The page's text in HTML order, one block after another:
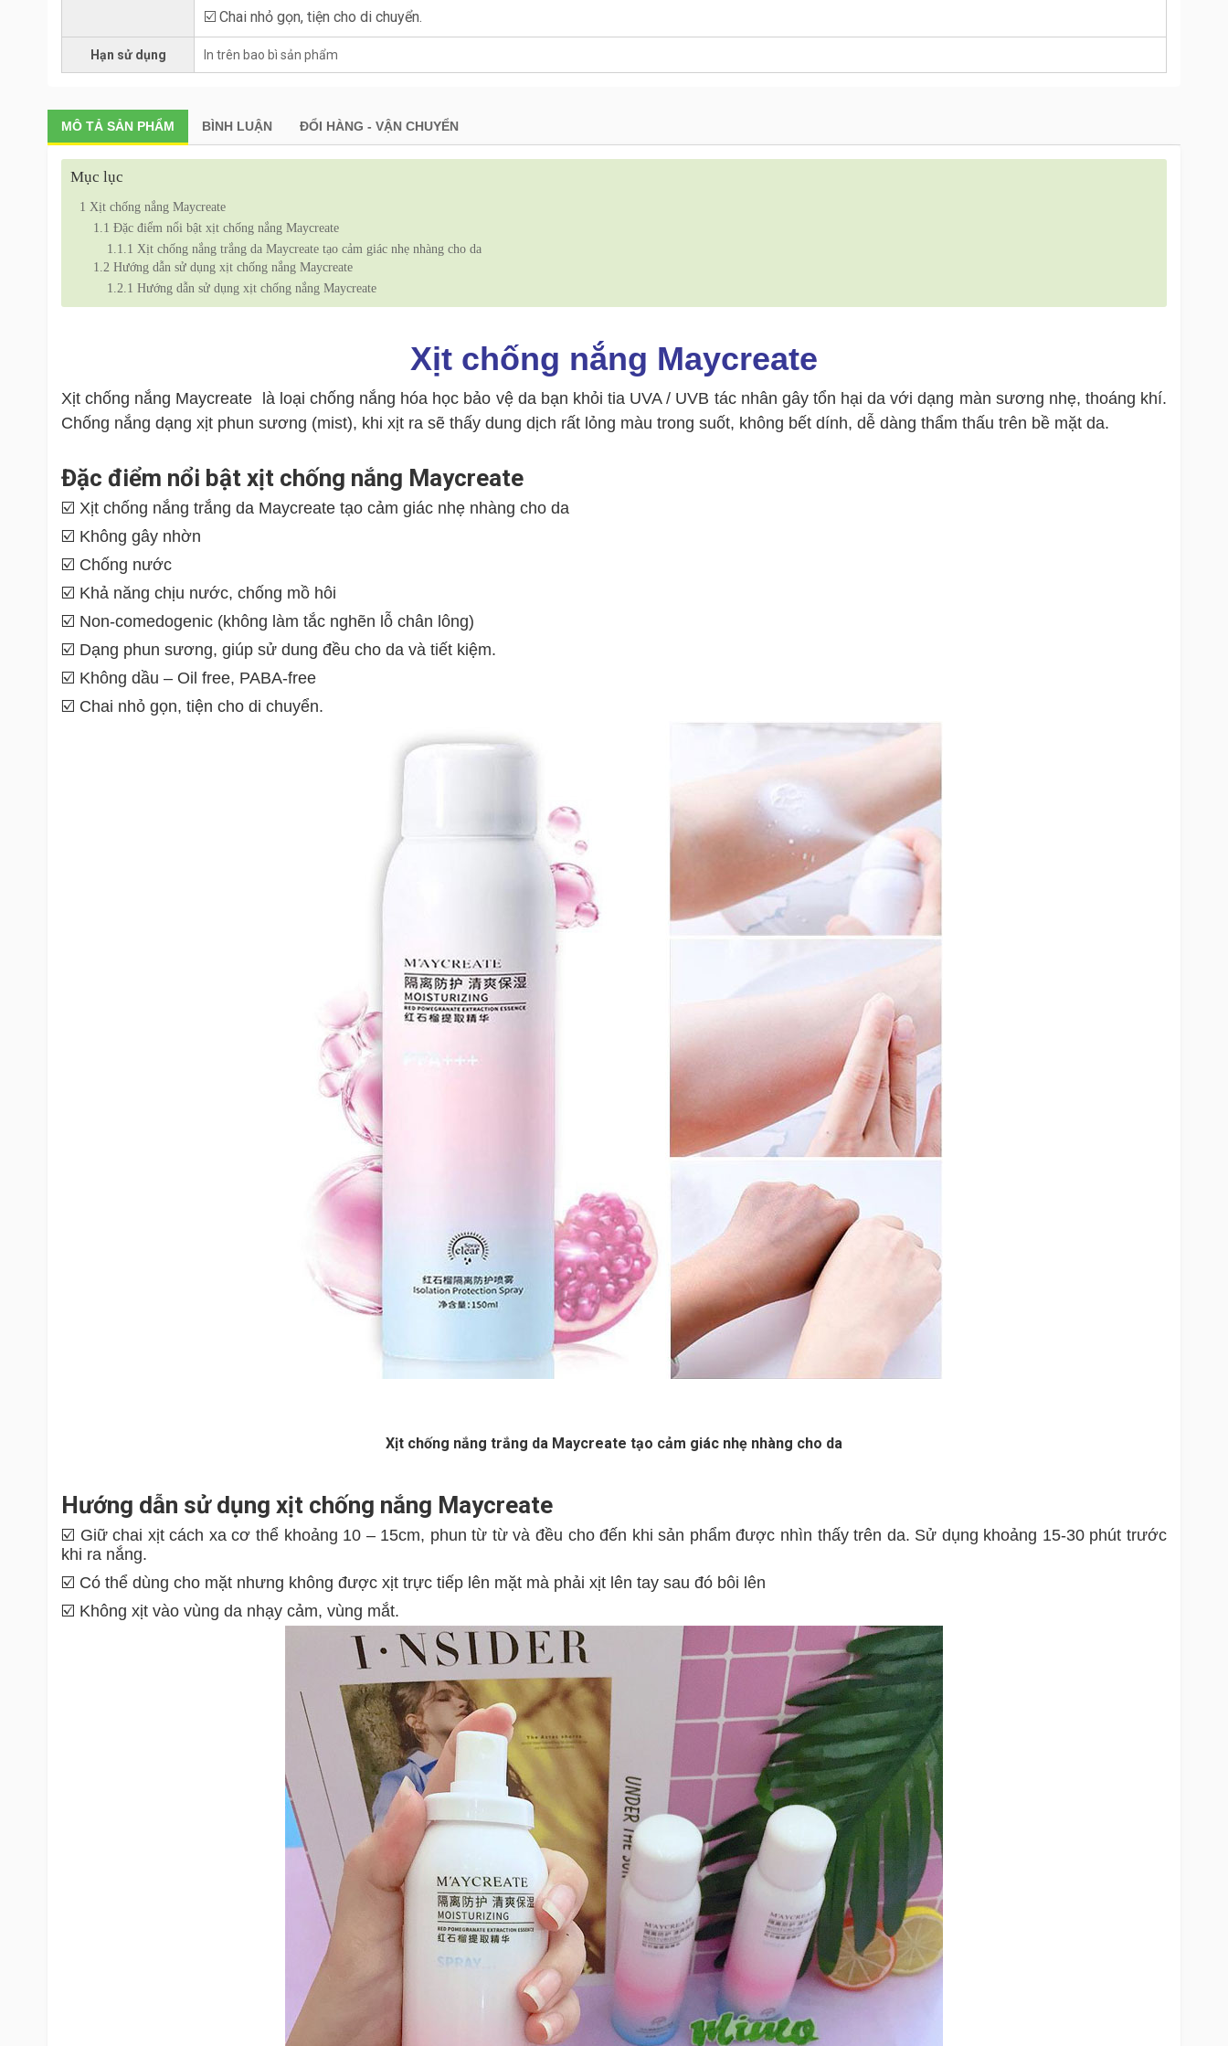
☑️ Chai nhỏ gọn, tiện cho di chuyển.
Hạn sử dụng In trên bao bì sản phẩm
MÔ TẢ SẢN PHẨM BÌNH LUẬN ĐỔI HÀNG - VẬN CHUYỂN
Mục lục
1 Xịt chống nắng Maycreate
1.1 Đặc điểm nổi bật xịt chống nắng Maycreate
1.1.1 Xịt chống nắng trắng da Maycreate tạo cảm giác nhẹ nhàng cho da
1.2 Hướng dẫn sử dụng xịt chống nắng Maycreate
1.2.1 Hướng dẫn sử dụng xịt chống nắng Maycreate
Xịt chống nắng Maycreate
Xịt chống nắng Maycreate là loại chống nắng hóa học bảo vệ da bạn khỏi tia UVA / UVB tác nhân gây tổn hại da với dạng màn sương nhẹ, thoáng khí.
Chống nắng dạng xịt phun sương (mist), khi xịt ra sẽ thấy dung dịch rất lỏng màu trong suốt, không bết dính, dễ dàng thẩm thấu trên bề mặt da.
Đặc điểm nổi bật xịt chống nắng Maycreate
☑️ Xịt chống nắng trắng da Maycreate tạo cảm giác nhẹ nhàng cho da
☑️ Không gây nhờn
☑️ Chống nước
☑️ Khả năng chịu nước, chống mồ hôi
☑️ Non-comedogenic (không làm tắc nghẽn lỗ chân lông)
☑️ Dạng phun sương, giúp sử dung đều cho da và tiết kiệm.
☑️ Không dầu – Oil free, PABA-free
☑️ Chai nhỏ gọn, tiện cho di chuyển.
Xịt chống nắng trắng da Maycreate tạo cảm giác nhẹ nhàng cho da
Hướng dẫn sử dụng xịt chống nắng Maycreate
☑️ Giữ chai xịt cách xa cơ thể khoảng 10 – 15cm, phun từ từ và đều cho đến khi sản phẩm được nhìn thấy trên da. Sử dụng khoảng 15-30 phút trước
khi ra nắng.
☑️ Có thể dùng cho mặt nhưng không được xịt trực tiếp lên mặt mà phải xịt lên tay sau đó bôi lên
☑️ Không xịt vào vùng da nhạy cảm, vùng mắt.